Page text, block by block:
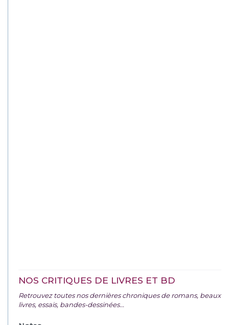
NOS CRITIQUES DE LIVRES ET BD
Retrouvez toutes nos dernières chroniques de romans, beaux
livres, essais, bandes-dessinées...